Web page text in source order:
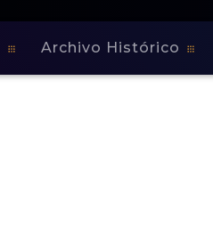
Archivo Histórico